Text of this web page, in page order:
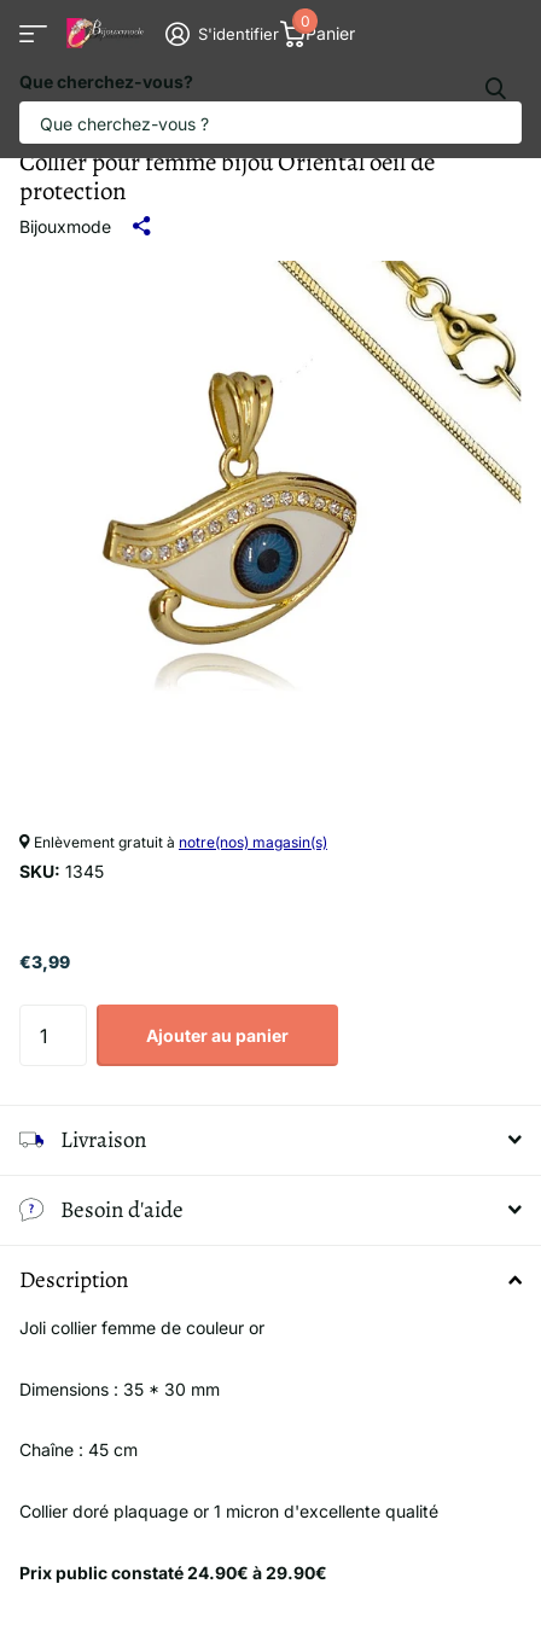
Que cherchez-vous?
S'identifier Panier
0
Collier pour femme bijou Oriental oeil de
protection
Bijouxmode
Enlèvement gratuit à notre(nos) magasin(s)
SKU: 1345
€3,99
Ajouter au panier
Livraison
Besoin d'aide
Description
Joli collier femme de couleur or
Dimensions : 35 * 30 mm
Chaîne : 45 cm
Collier doré plaquage or 1 micron d'excellente qualité
Prix public constaté 24.90€ à 29.90€